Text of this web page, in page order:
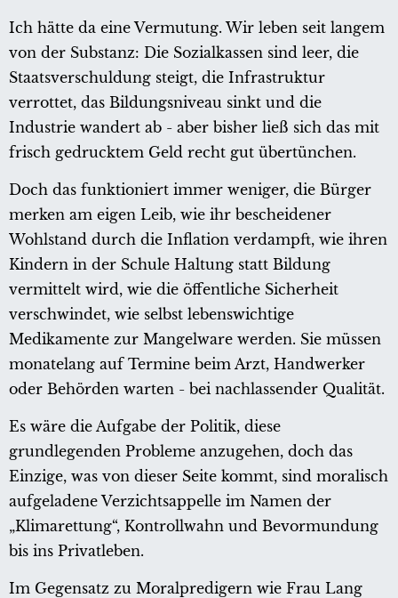
Ich hätte da eine Vermutung. Wir leben seit langem
von der Substanz: Die Sozialkassen sind leer, die
Staatsverschuldung steigt, die Infrastruktur
verrottet, das Bildungsniveau sinkt und die
Industrie wandert ab - aber bisher ließ sich das mit
frisch gedrucktem Geld recht gut übertünchen.
Doch das funktioniert immer weniger, die Bürger
merken am eigen Leib, wie ihr bescheidener
Wohlstand durch die Inflation verdampft, wie ihren
Kindern in der Schule Haltung statt Bildung
vermittelt wird, wie die öffentliche Sicherheit
verschwindet, wie selbst lebenswichtige
Medikamente zur Mangelware werden. Sie müssen
monatelang auf Termine beim Arzt, Handwerker
oder Behörden warten - bei nachlassender Qualität.
Es wäre die Aufgabe der Politik, diese
grundlegenden Probleme anzugehen, doch das
Einzige, was von dieser Seite kommt, sind moralisch
aufgeladene Verzichtsappelle im Namen der
„Klimarettung“, Kontrollwahn und Bevormundung
bis ins Privatleben.
Im Gegensatz zu Moralpredigern wie Frau Lang